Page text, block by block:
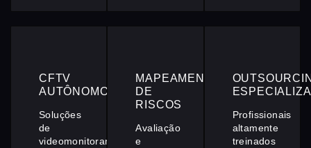
CFTV
AUTÔNOMO
Soluções
de
videomonitoramento
MAPEAMENTO
DE
RISCOS
Avaliação
e
Profissionais
altamente
treinados